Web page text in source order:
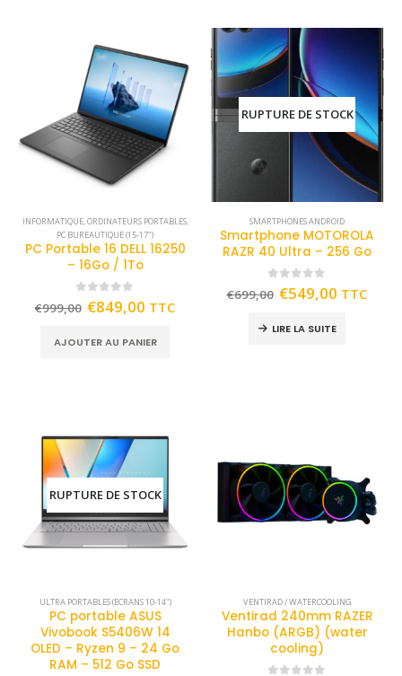
INFORMATIQUE,ORDINATEURS PORTABLES,
PC BUREAUTIQUE (15-17")
PC Portable 16 DELL 16250
– 16Go / 1To
out of 5
€999,00 €849,00 TTC
AJOUTER AU PANIER
RUPTURE DE STOCK
SMARTPHONES ANDROID
Smartphone MOTOROLA
RAZR 40 Ultra – 256 Go
out of 5
€699,00 €549,00 TTC
LIRE LA SUITE
RUPTURE DE STOCK
ULTRA PORTABLES (ECRANS 10-14")
PC portable ASUS
Vivobook S5406W 14
OLED – Ryzen 9 – 24 Go
RAM – 512 Go SSD
VENTIRAD / WATERCOOLING
Ventirad 240mm RAZER
Hanbo (ARGB) (water
cooling)